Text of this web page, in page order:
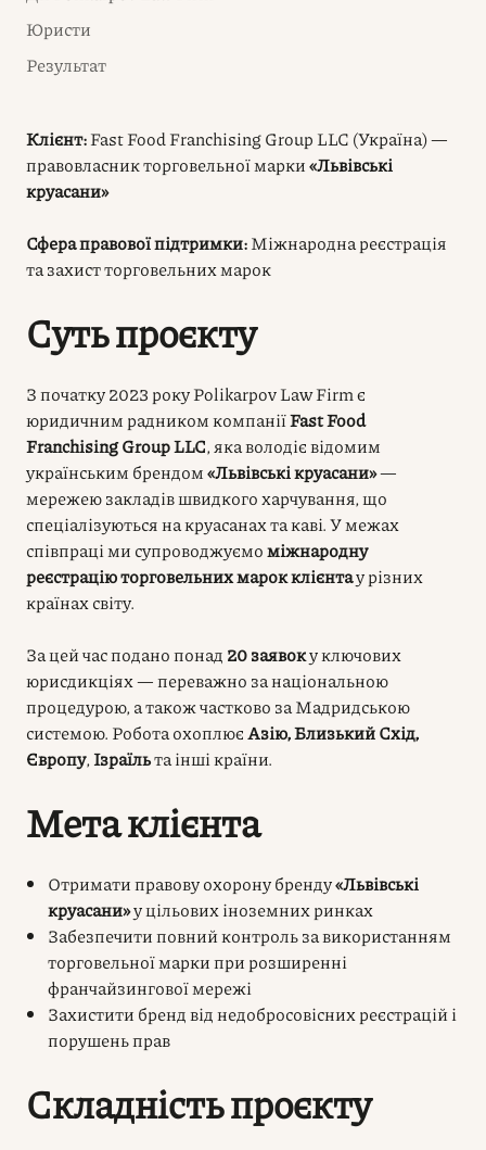
Юристи
Результат
Клієнт:Fast Food Franchising Group LLC (Україна) —
правовласник торговельної марки«Львівські
круасани»
Сфера правової підтримки:Міжнародна реєстрація
та захист торговельних марок
Суть проєкту
З початку 2023 року Polikarpov Law Firm є
юридичним радником компаніїFast Food
Franchising Group LLC, яка володіє відомим
українським брендом«Львівські круасани»—
мережею закладів швидкого харчування, що
спеціалізуються на круасанах та каві. У межах
співпраці ми супроводжуємоміжнародну
реєстрацію торговельних марок клієнтау різних
країнах світу.
За цей час подано понад 20 заявоку ключових
юрисдикціях — переважно за національною
процедурою, а також частково за Мадридською
системою. Робота охоплює Азію, Близький Схід,
Європу, Ізраїльта інші країни.
Мета клієнта
Отримати правову охорону бренду«Львівські
круасани»у цільових іноземних ринках
Забезпечити повний контроль за використанням
торговельної марки при розширенні
франчайзингової мережі
Захистити бренд від недобросовісних реєстрацій і
порушень прав
Складність проєкту